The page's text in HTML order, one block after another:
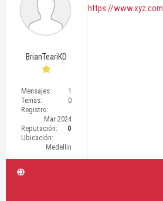
BrianTeariKD
Mensajes:
1
Temas:
0
Registro:
Mar 2024
Reputación:
0
Ubicación:
Medellin
https://www.xyz.com